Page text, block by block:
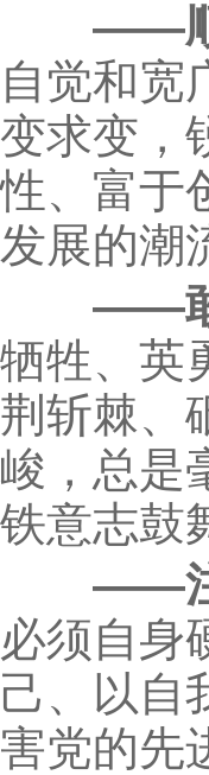
——顺
自觉和宽
变求变，
性、富于
发展的潮
——敢
牺牲、英
荆斩棘、
峻，总是
铁意志鼓
——注
必须自身
己、以自
害党的先